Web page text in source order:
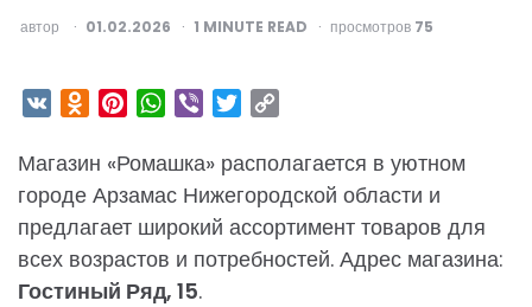
ОПУБЛИКОВАНО
автор 01.02.2026 1 MINUTE READ просмотров 75
VK Odnoklassniki
PinterestWhatsApp
Viber Twitter
Магазин «Ромашка» располагается в уютном
городе Арзамас Нижегородской области и
предлагает широкий ассортимент товаров для
всех возрастов и потребностей. Адрес магазина:
Гостиный Ряд, 15.